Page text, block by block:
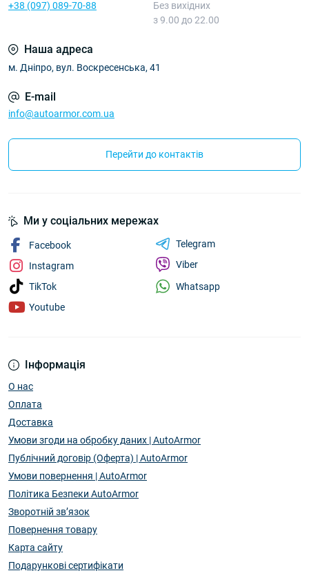
+38 (097) 089-70-88
Без вихідних
з 9.00 до 22.00
Наша адреса
м. Дніпро, вул. Воскресенська, 41
E-mail
info@autoarmor.com.ua
Перейти до контактів
Інформація
О нас
Оплата
Доставка
Умови згоди на обробку даних | AutoArmor
Публічний договір (Оферта) | AutoArmor
Умови повернення | AutoArmor
Політика Безпеки AutoArmor
Зворотній зв’язок
Повернення товару
Карта сайту
Подарункові сертифікати
Ми у соціальних мережах
Facebook
Instagram
TikTok
Youtube
Telegram
Viber
Whatsapp